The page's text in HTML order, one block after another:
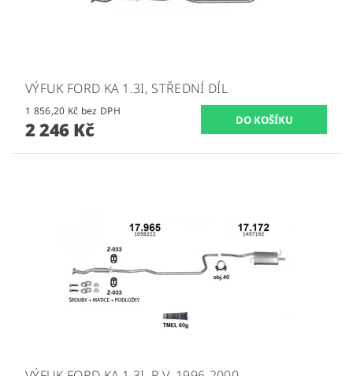
VÝFUK FORD KA 1.3I, STŘEDNÍ DÍL
1 856,20 Kč bez DPH
2 246 Kč